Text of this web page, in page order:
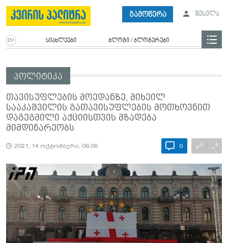
გამოწერა შესვლა
სიახლეები ბლოგი / ბლოგერები
პოლიტიკა
თავისუფლების მოედანზე, მიხეილ
სააკაშვილის გათავისუფლების მოთხოვნით
დაგეგმილი აქციისთვის მზადება
მიმდინარეობს
2021, 14 ოქტომბერი, 06:06 0 +A −A